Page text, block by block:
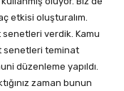
etkisi oluşturalım.
verdik. Kamu
senetleri teminat
düzenleme yapıldı.
zaman bunun